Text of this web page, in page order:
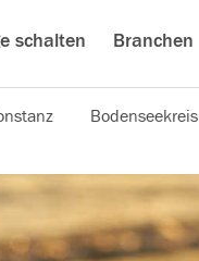
schalten Branchen
Bodenseekreis